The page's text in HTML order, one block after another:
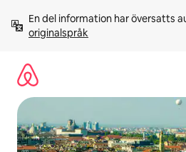
innehåll
En del information har översatts
originalspråk